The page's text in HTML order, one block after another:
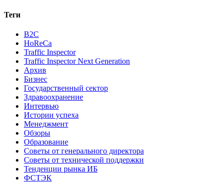
Теги
B2C
HoReCa
Traffic Inspector
Traffic Inspector Next Generation
Архив
Бизнес
Государственный сектор
Здравоохранение
Интервью
Истории успеха
Менеджмент
Обзоры
Образование
Советы от генерального директора
Советы от технической поддержки
Тенденции рынка ИБ
ФСТЭК